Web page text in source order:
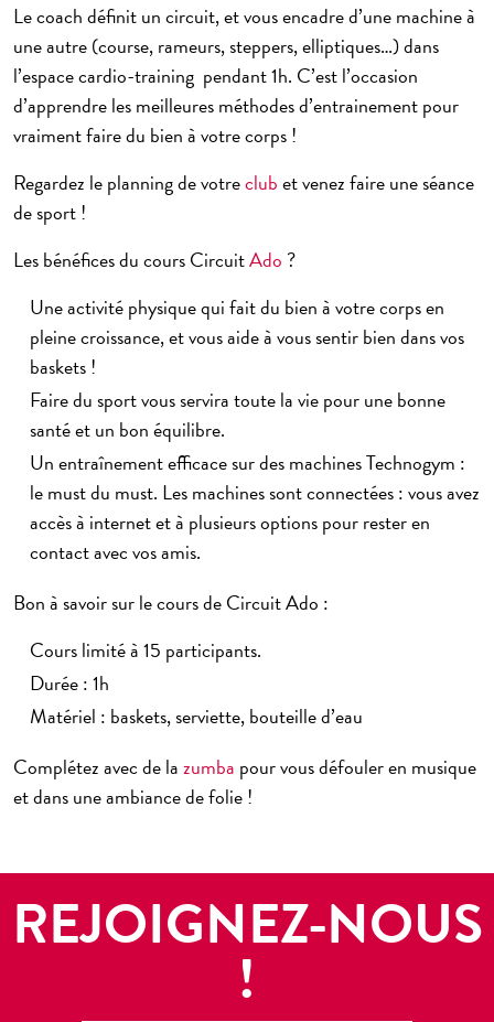
Le coach définit un circuit, et vous encadre d’une machine à
une autre (course, rameurs, steppers, elliptiques…) dans
l’espace cardio-training pendant 1h. C’est l’occasion
d’apprendre les meilleures méthodes d’entrainement pour
vraiment faire du bien à votre corps !
Regardez le planning de votreclubet venez faire une séance
de sport !
Les bénéfices du cours CircuitAdo ?
Une activité physique qui fait du bien à votre corps en
pleine croissance, et vous aide à vous sentir bien dans vos
baskets !
Faire du sport vous servira toute la vie pour une bonne
santé et un bon équilibre.
Un entraînement efficace sur des machines Technogym :
le must du must. Les machines sont connectées : vous avez
accès à internet et à plusieurs options pour rester en
contact avec vos amis.
Bon à savoir sur le cours de Circuit Ado :
Cours limité à 15 participants.
Durée : 1h
Matériel : baskets, serviette, bouteille d’eau
Complétez avec de lazumba pour vous défouler en musique
et dans une ambiance de folie !
REJOIGNEZ-NOUS
!